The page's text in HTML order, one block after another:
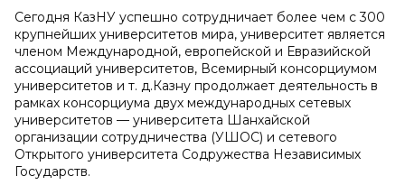
Сегодня КазНУ успешно сотрудничает более чем с 300
крупнейших университетов мира, университет является
членом Международной, европейской и Евразийской
ассоциаций университетов, Всемирный консорциумом
университетов и т. д.Казну продолжает деятельность в
рамках консорциума двух международных сетевых
университетов — университета Шанхайской
организации сотрудничества (УШОС) и сетевого
Открытого университета Содружества Независимых
Государств.